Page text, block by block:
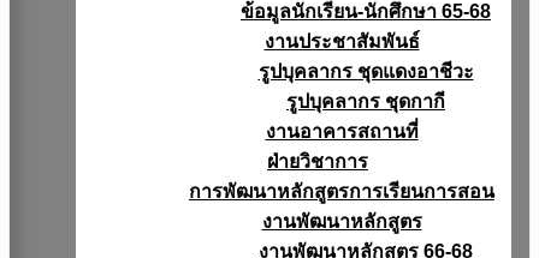
ข้อมูลนักเรียน-นักศึกษา 65-68
งานประชาสัมพันธ์
รูปบุคลากร ชุดแดงอาชีวะ
รูปบุคลากร ชุดกากี
งานอาคารสถานที่
ฝ่ายวิชาการ
การพัฒนาหลักสูตรการเรียนการสอน
งานพัฒนาหลักสูตร
งานพัฒนาหลักสูตร 66-68